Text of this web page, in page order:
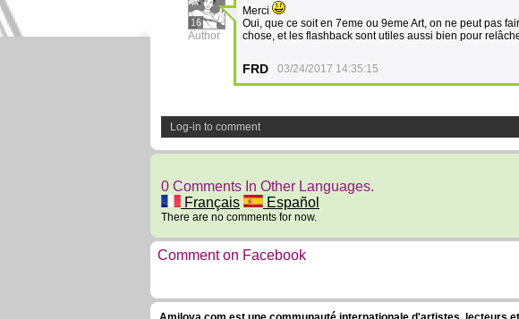
16
Author
Merci
Oui, que ce soit en 7eme ou 9eme Art, on ne peut pas
chose, et les flashback sont utiles aussi bien pour
FRD 03/24/2017 14:35:15
Log-in to comment
0 Comments In Other Languages.
Français
Español
There are no comments for now.
Comment on Facebook